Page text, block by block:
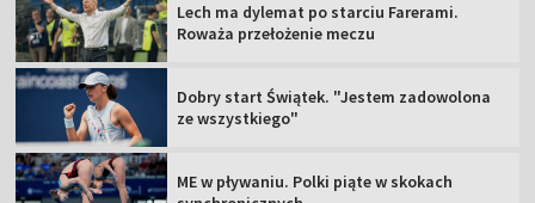
Lech ma dylemat po starciu Farerami.
Roważa przełożenie meczu
Dobry start Świątek. "Jestem zadowolona
ze wszystkiego"
ME w pływaniu. Polki piąte w skokach